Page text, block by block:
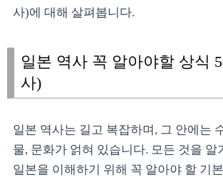
사)에 대해 살펴봅니다.
일본 역사 꼭 알아야할 상식
사)
일본 역사는 길고 복잡하며, 그 안에는
물, 문화가 얽혀 있습니다. 모든 것을 알
일본을 이해하기 위해 꼭 알아야 할 기